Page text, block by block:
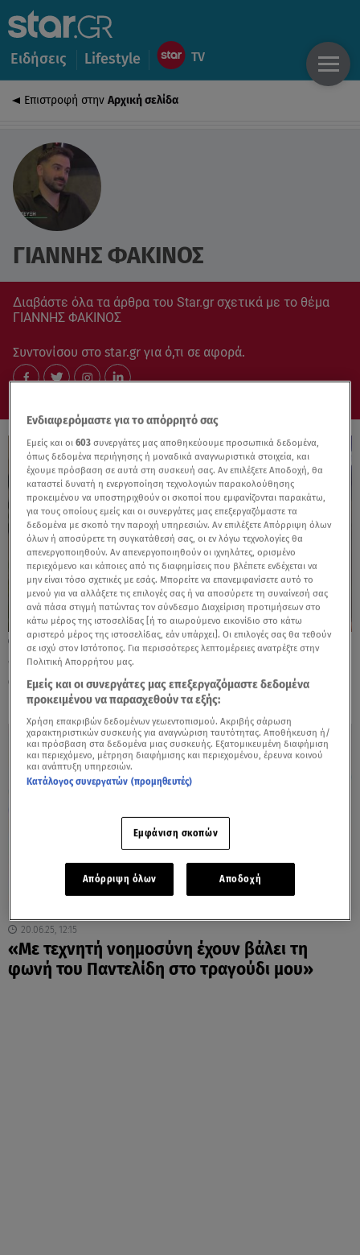
Ειδήσεις Lifestyle
Επιστροφή στην Αρχική σελίδα
ΓΙΑΝΝΗΣ ΦΑΚΙΝΟΣ
Διαβάστε όλα τα άρθρα του Star.gr σχετικά με το θέμα
ΓΙΑΝΝΗΣ ΦΑΚΙΝΟΣ
Συντονίσου στο star.gr για ό,τι σε αφορά.
14.07.25, 09:32
«Αγάπη μου, με 'γεια σου»: Η ιστορία πίσω
από το viral τραγούδι
20.06.25, 12:15
«Με τεχνητή νοημοσύνη έχουν βάλει τη
φωνή του Παντελίδη στο τραγούδι μου»
Ενδιαφερόμαστε για το απόρρητό σας
Εμείς και οι603 συνεργάτες μας αποθηκεύουμε προσωπικά δεδομένα,
όπως δεδομένα περιήγησης ή μοναδικά αναγνωριστικά στοιχεία, και
έχουμε πρόσβαση σε αυτά στη συσκευή σας. Αν επιλέξετε Αποδοχή, θα
καταστεί δυνατή η ενεργοποίηση τεχνολογιών παρακολούθησης
προκειμένου να υποστηριχθούν οι σκοποί που εμφανίζονται παρακάτω,
για τους οποίους εμείς και οι συνεργάτες μας επεξεργαζόμαστε τα
δεδομένα με σκοπό την παροχή υπηρεσιών. Αν επιλέξετε Απόρριψη όλων
όλων ή αποσύρετε τη συγκατάθεσή σας, οι εν λόγω τεχνολογίες θα
απενεργοποιηθούν. Αν απενεργοποιηθούν οι ιχνηλάτες, ορισμένο
περιεχόμενο και κάποιες από τις διαφημίσεις που βλέπετε ενδέχεται να
μην είναι τόσο σχετικές με εσάς. Μπορείτε να επανεμφανίσετε αυτό το
μενού για να αλλάξετε τις επιλογές σας ή να αποσύρετε τη συναίνεσή σας
ανά πάσα στιγμή πατώντας τον σύνδεσμο Διαχείριση προτιμήσεων στο
κάτω μέρος της ιστοσελίδας [ή το αιωρούμενο εικονίδιο στο κάτω
αριστερό μέρος της ιστοσελίδας, εάν υπάρχει]. Οι επιλογές σας θα τεθούν
σε ισχύ στον Ιστότοπος. Για περισσότερες λεπτομέρειες ανατρέξτε στην
Πολιτική Απορρήτου μας.
Εμείς και οι συνεργάτες μας επεξεργαζόμαστε δεδομένα
προκειμένου να παρασχεθούν τα εξής:
Χρήση επακριβών δεδομένων γεωεντοπισμού. Ακριβής σάρωση
χαρακτηριστικών συσκευής για αναγνώριση ταυτότητας. Αποθήκευση ή/
και πρόσβαση στα δεδομένα μιας συσκευής. Εξατομικευμένη διαφήμιση
και περιεχόμενο, μέτρηση διαφήμισης και περιεχομένου, έρευνα κοινού
και ανάπτυξη υπηρεσιών.
Κατάλογος συνεργατών (προμηθευτές)
Εμφάνιση σκοπών
Απόρριψη όλων Αποδοχή